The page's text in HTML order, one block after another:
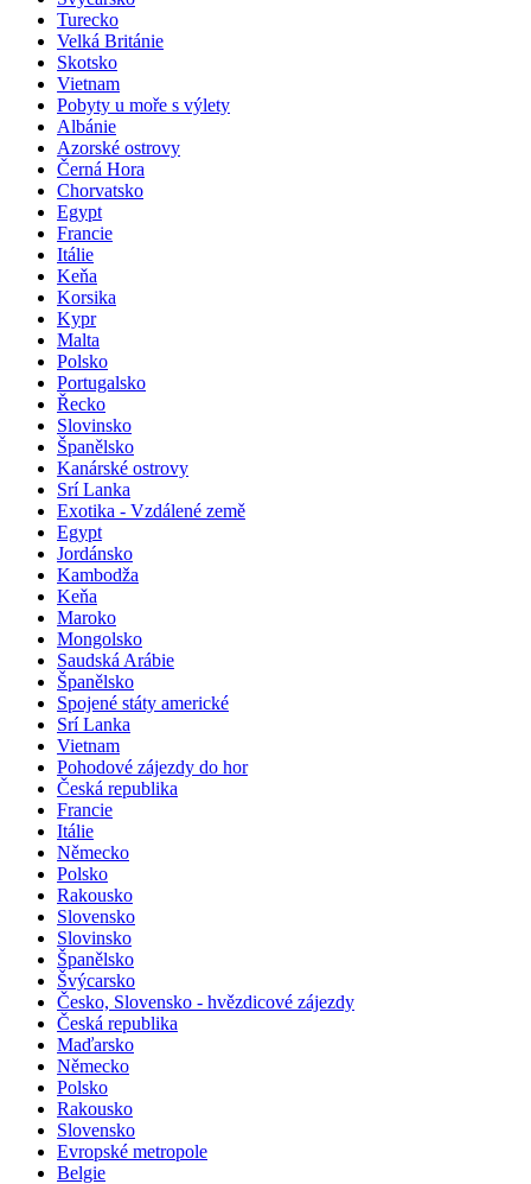
Turecko
Velká Británie
Skotsko
Vietnam
Pobyty u moře s výlety
Albánie
Azorské ostrovy
Černá Hora
Chorvatsko
Egypt
Francie
Itálie
Keňa
Korsika
Kypr
Malta
Polsko
Portugalsko
Řecko
Slovinsko
Španělsko
Kanárské ostrovy
Srí Lanka
Exotika - Vzdálené země
Egypt
Jordánsko
Kambodža
Keňa
Maroko
Mongolsko
Saudská Arábie
Španělsko
Spojené státy americké
Srí Lanka
Vietnam
Pohodové zájezdy do hor
Česká republika
Francie
Itálie
Německo
Polsko
Rakousko
Slovensko
Slovinsko
Španělsko
Švýcarsko
Česko, Slovensko - hvězdicové zájezdy
Česká republika
Maďarsko
Německo
Polsko
Rakousko
Slovensko
Evropské metropole
Belgie